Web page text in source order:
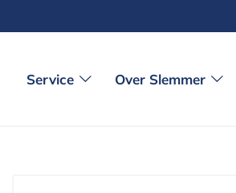
Service Over Slemmer